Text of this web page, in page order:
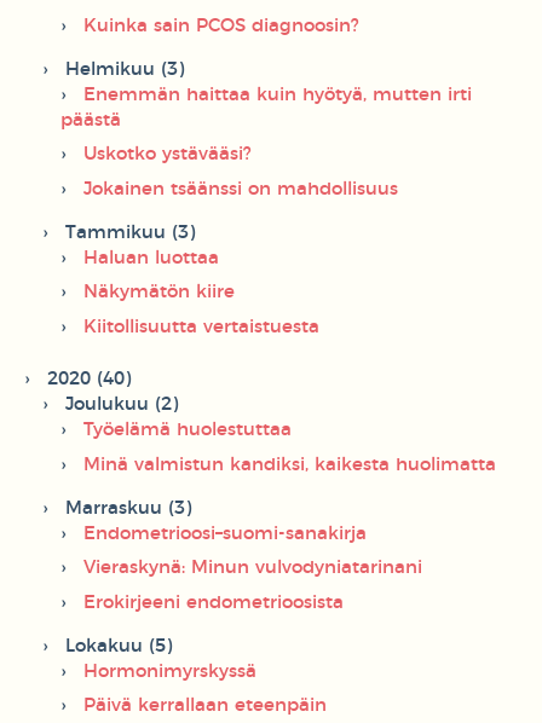
Kuinka sain PCOS diagnoosin?
Helmikuu (3)
Enemmän haittaa kuin hyötyä, mutten irti
päästä
Uskotko ystävääsi?
Jokainen tsäänssi on mahdollisuus
Tammikuu (3)
Haluan luottaa
Näkymätön kiire
Kiitollisuutta vertaistuesta
2020 (40)
Joulukuu (2)
Työelämä huolestuttaa
Minä valmistun kandiksi, kaikesta huolimatta
Marraskuu (3)
Endometrioosi–suomi-sanakirja
Vieraskynä: Minun vulvodyniatarinani
Erokirjeeni endometrioosista
Lokakuu (5)
Hormonimyrskyssä
Päivä kerrallaan eteenpäin